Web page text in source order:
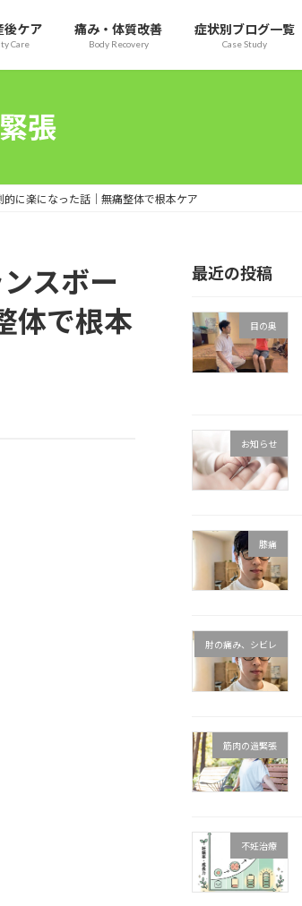
後ケア
Care
痛み・体質改善
Body Recovery
症状別ブログ一覧
Case Study
張
的に楽になった話｜無痛整体で根本ケア
スボー
体で根本
最近の投稿
目の奥
お知らせ
膝痛
肘の痛み、シビレ
筋肉の過緊張
不妊治療